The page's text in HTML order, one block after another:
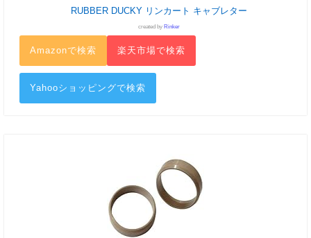
RUBBER DUCKY リンカート キャブレター
created by Rinker
Amazonで検索 楽天市場で検索
Yahooショッピングで検索